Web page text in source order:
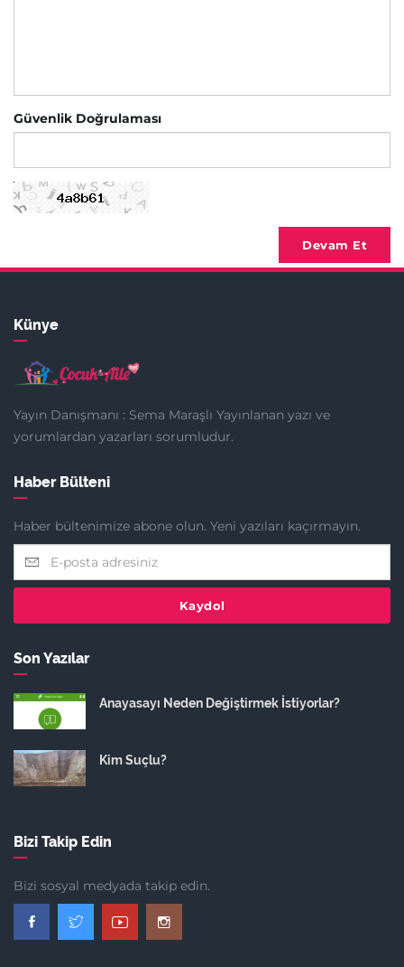
Güvenlik Doğrulaması
Devam Et
Künye
Yayın Danışmanı : Sema Maraşlı Yayınlanan yazı ve
yorumlardan yazarları sorumludur.
Haber Bülteni
Haber bültenimize abone olun. Yeni yazıları kaçırmayın.
Kaydol
Son Yazılar
Anayasayı Neden Değiştirmek İstiyorlar?
Kim Suçlu?
Bizi Takip Edin
Bizi sosyal medyada takip edin.